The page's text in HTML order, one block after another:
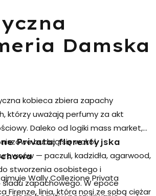
Damska
kobieca zbiera zapachy
którzy uważają perfumy za akt
Daleko od logiki mass market,
budują się wokół
— paczuli, kadzidła, agarwood,
stworzenia osobistego i
zapachowego. W epoce
Privata: florentyjska
Wally Collezione Privata
Firenze, linia, która nosi ze sobą ciężar